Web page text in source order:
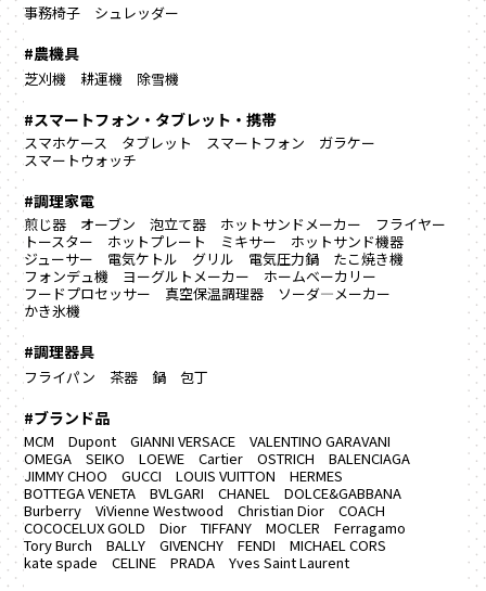
事務椅子 シュレッダー
#農機具
芝刈機 耕運機 除雪機
#スマートフォン・タブレット・携帯
スマホケース タブレット スマートフォン
ガラケー
スマートウォッチ
#調理家電
煎じ器 オーブン 泡立て器 ホットサンドメーカー
フライヤー
トースター
ホットプレート ミキサー
ホットサンド機器
ジューサー
電気ケトル グリル 電気圧力鍋
たこ焼き機
フォンデュ機
ヨーグルトメーカー
ホームベーカリー
フードプロセッサー
真空保温調理器
ソーダ―メーカー
かき氷機
#調理器具
フライパン 茶器 鍋 包丁
#ブランド品
MCM Dupont GIANNI VERSACE
VALENTINO GARAVANI
OMEGA
SEIKO LOEWE Cartier OSTRICH
BALENCIAGA
JIMMY CHOO
GUCCI LOUIS VUITTON
HERMES
BOTTEGA VENETA
BVLGARI CHANEL
DOLCE&GABBANA
Burberry
ViVienne Westwood Christian Dior
COACH
COCOCELUX GOLD
Dior TIFFANY MOCLER
Ferragamo
Tory Burch
BALLY GIVENCHY FENDI
MICHAEL CORS
kate spade
CELINE PRADA Yves Saint Laurent